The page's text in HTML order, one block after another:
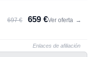
697 € 659 €Ver oferta →
Enlaces de afiliación